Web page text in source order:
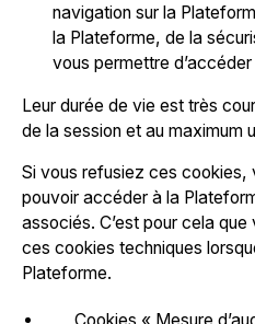
navigation sur la
la Plateforme, de la
vous permettre
Leur durée de vie est très
de la session et au maximum
Si vous refusiez ces cookies,
pouvoir accéder à la
associés. C’est pour cela
ces cookies techniques
Plateforme.